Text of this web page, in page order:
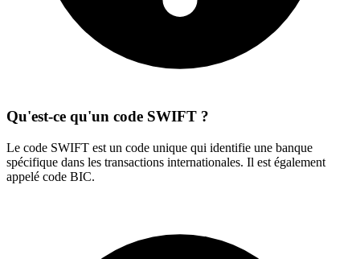
Qu'est-ce qu'un code SWIFT ?
Le code SWIFT est un code unique qui identifie une banque
spécifique dans les transactions internationales. Il est également
appelé code BIC.